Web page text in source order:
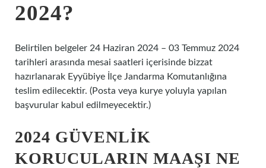
2024?
Belirtilen belgeler 24 Haziran 2024 – 03 Temmuz 2024
tarihleri ​​arasında mesai saatleri içerisinde bizzat
hazırlanarak Eyyübiye İlçe Jandarma Komutanlığına
teslim edilecektir. (Posta veya kurye yoluyla yapılan
başvurular kabul edilmeyecektir.)
2024 GÜVENLIK
KORUCULARIN MAAŞI NE